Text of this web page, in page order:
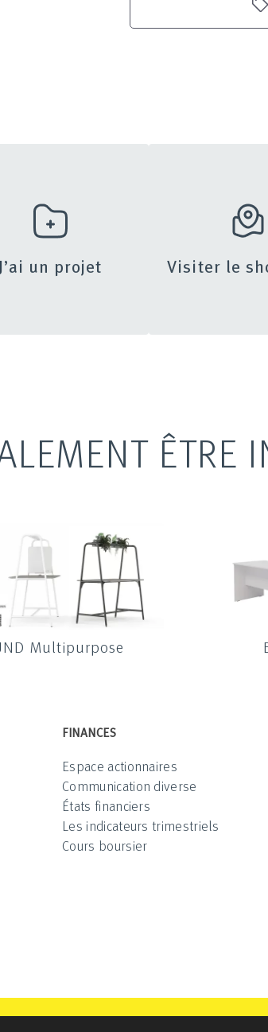
J’ai un projet Visiter le
ÊTRE
Multipurpose
FINANCES
Espace actionnaires
Communication diverse
États financiers
Les indicateurs trimestriels
Cours boursier